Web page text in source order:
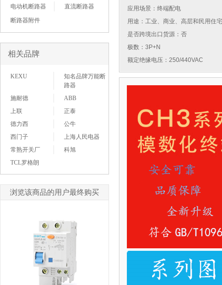
电动机断路器
直流断路器
断路器附件
相关品牌
KEXU
知名品牌万能断
路器
施耐德
ABB
上联
正泰
德力西
公牛
西门子
上海人民电器
常熟开关厂
科旭
TCL罗格朗
浏览该商品的用户最终购买
应用场景：终端配电
用途：工业、商业、高层和民用住
是否跨境出口货源：否
极数：3P+N
额定绝缘电压：250/440VAC